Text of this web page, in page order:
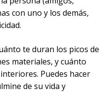
con uno y los demás,
te duran los picos de
materiales, y cuánto
Puedes hacer
de su vida y